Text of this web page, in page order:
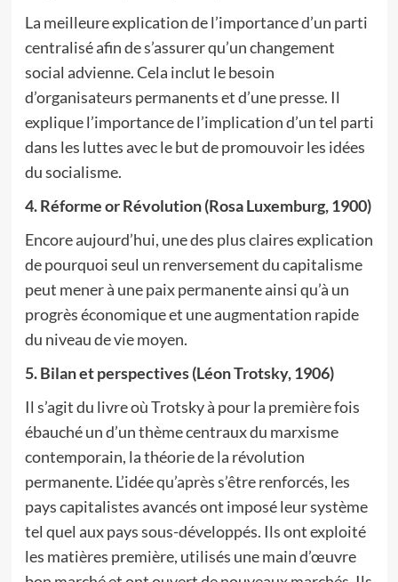
La meilleure explication de l’importance d’un parti
centralisé afin de s’assurer qu’un changement
social advienne. Cela inclut le besoin
d’organisateurs permanents et d’une presse. Il
explique l’importance de l’implication d’un tel parti
dans les luttes avec le but de promouvoir les idées
du socialisme.
4. Réforme or Révolution (Rosa Luxemburg, 1900)
Encore aujourd’hui, une des plus claires explication
de pourquoi seul un renversement du capitalisme
peut mener à une paix permanente ainsi qu’à un
progrès économique et une augmentation rapide
du niveau de vie moyen.
5. Bilan et perspectives (Léon Trotsky, 1906)
Il s’agit du livre où Trotsky à pour la première fois
ébauché un d’un thème centraux du marxisme
contemporain, la théorie de la révolution
permanente. L’idée qu’après s’être renforcés, les
pays capitalistes avancés ont imposé leur système
tel quel aux pays sous-développés. Ils ont exploité
les matières première, utilisés une main d’œuvre